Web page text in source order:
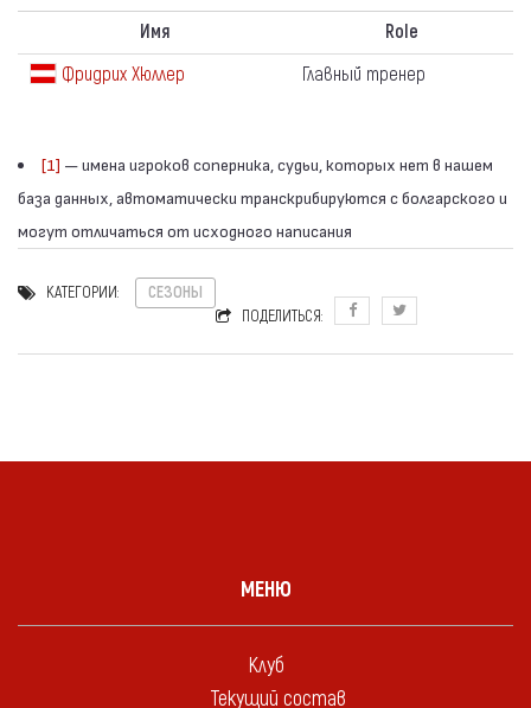
Имя
Role
Фридрих Хюллер
Главный тренер
[1] — имена игроков соперника, судьи, которых нет в нашем
база данных, автоматически транскрибируются с болгарского и
могут отличаться от исходного написания
КАТЕГОРИИ:
СЕЗОНЫ
ПОДЕЛИТЬСЯ:
МЕНЮ
Клуб
Текущий состав